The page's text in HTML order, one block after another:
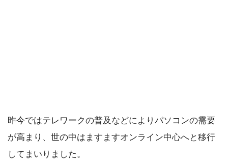
昨今ではテレワークの普及などによりパソコンの需要
が高まり、世の中はますますオンライン中心へと移行
してまいりました。